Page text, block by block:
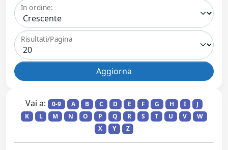
In ordine:
Risultati/Pagina
Vai a: 0-9 A B C D E F G H I
J
K
L M N O P Q R S T U V
W
X
Y Z